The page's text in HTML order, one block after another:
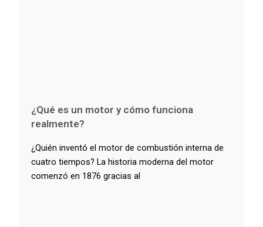
¿Qué es un motor y cómo funciona
realmente?
¿Quién inventó el motor de combustión interna de
cuatro tiempos? La historia moderna del motor
comenzó en 1876 gracias al